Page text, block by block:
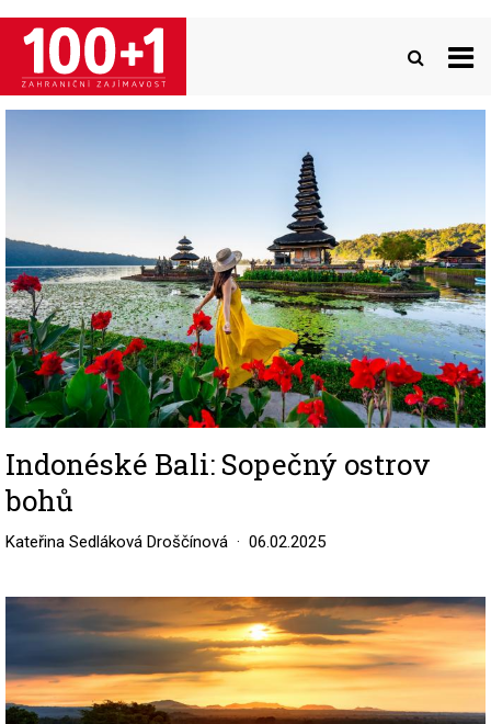
Přejít
hlavnímu
obsahu
Indonéské Bali: Sopečný ostrov
bohů
Kateřina Sedláková Droščínová 06.02.2025
Image